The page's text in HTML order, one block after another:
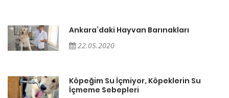
Ankara’daki Hayvan Barınakları
22.05.2020
Köpeğim Su İçmiyor, Köpeklerin Su
İçmeme Sebepleri